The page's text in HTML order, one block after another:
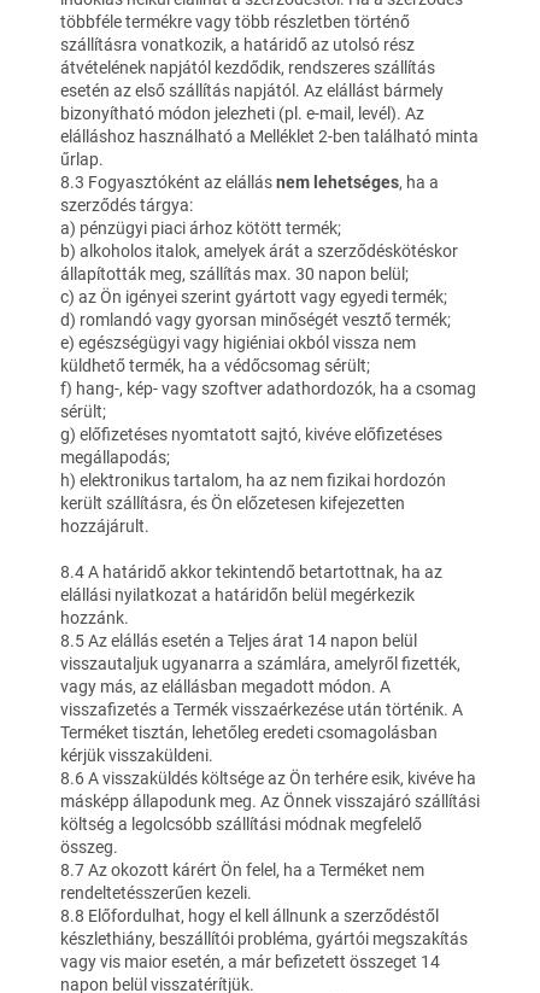
többféle termékre vagy több részletben történő
szállításra vonatkozik, a határidő az utolsó rész
átvételének napjától kezdődik, rendszeres szállítás
esetén az első szállítás napjától. Az elállást bármely
bizonyítható módon jelezheti (pl. e-mail, levél). Az
elálláshoz használható a Melléklet 2-ben található minta
űrlap.
8.3 Fogyasztóként az elállásnem lehetséges, ha a
szerződés tárgya:
a) pénzügyi piaci árhoz kötött termék;
b) alkoholos italok, amelyek árát a szerződéskötéskor
állapították meg, szállítás max. 30 napon belül;
c) az Ön igényei szerint gyártott vagy egyedi termék;
d) romlandó vagy gyorsan minőségét vesztő termék;
e) egészségügyi vagy higiéniai okból vissza nem
küldhető termék, ha a védőcsomag sérült;
f) hang-, kép- vagy szoftver adathordozók, ha a csomag
sérült;
g) előfizetéses nyomtatott sajtó, kivéve előfizetéses
megállapodás;
h) elektronikus tartalom, ha az nem fizikai hordozón
került szállításra, és Ön előzetesen kifejezetten
hozzájárult.
8.4 A határidő akkor tekintendő betartottnak, ha az
elállási nyilatkozat a határidőn belül megérkezik
hozzánk.
8.5 Az elállás esetén a Teljes árat 14 napon belül
visszautaljuk ugyanarra a számlára, amelyről fizették,
vagy más, az elállásban megadott módon. A
visszafizetés a Termék visszaérkezése után történik. A
Terméket tisztán, lehetőleg eredeti csomagolásban
kérjük visszaküldeni.
8.6 A visszaküldés költsége az Ön terhére esik, kivéve ha
másképp állapodunk meg. Az Önnek visszajáró szállítási
költség a legolcsóbb szállítási módnak megfelelő
összeg.
8.7 Az okozott kárért Ön felel, ha a Terméket nem
rendeltetésszerűen kezeli.
8.8 Előfordulhat, hogy el kell állnunk a szerződéstől
készlethiány, beszállítói probléma, gyártói megszakítás
vagy vis maior esetén, a már befizetett összeget 14
napon belül visszatérítjük.